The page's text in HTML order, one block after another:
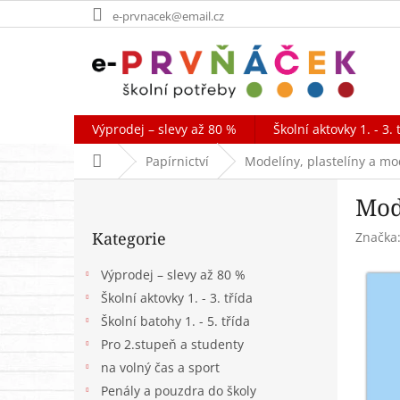
na
e-prvnacek@email.cz
Výprodej – slevy až 80 % Školní aktovky 1. - 3.
Domů Papírnictví Modelíny, plastelíny a
P
kategorie
Kategorie
Výprodej – slevy až 80 %
Školní aktovky 1. - 3. třída
Školní batohy 1. - 5. třída
Pro 2.stupeň a studenty
na volný čas a sport
Penály a pouzdra do školy
Značka: